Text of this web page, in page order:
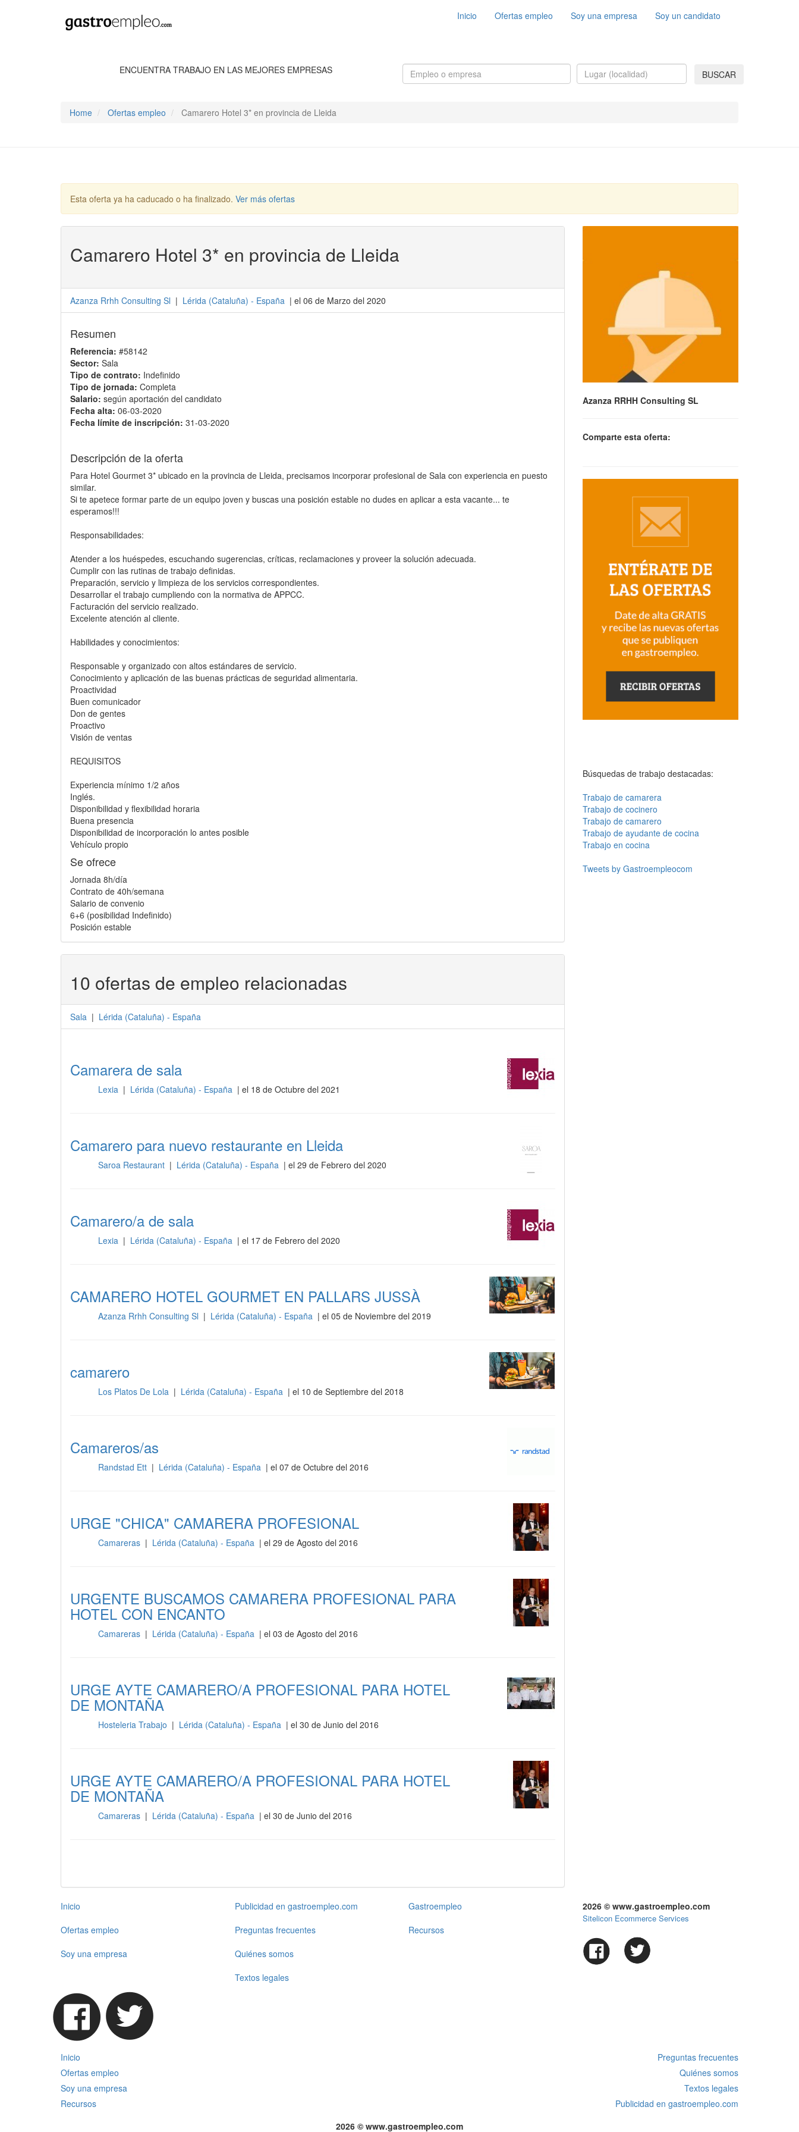
Inicio Ofertas empleo Soy una empresa Soy un candidato
ENCUENTRA TRABAJO EN LAS MEJORES EMPRESAS BUSCAR
Home Ofertas empleo Camarero Hotel 3* en provincia de Lleida
Esta oferta ya ha caducado o ha finalizado. Ver más ofertas
Camarero Hotel 3* en provincia de Lleida
Azanza Rrhh Consulting Sl | Lérida (Cataluña) - España | el 06 de Marzo del 2020
Resumen
Referencia: #58142
Sector: Sala
Tipo de contrato: Indefinido
Tipo de jornada: Completa
Salario: según aportación del candidato
Fecha alta: 06-03-2020
Fecha límite de inscripción: 31-03-2020
Descripción de la oferta
Para Hotel Gourmet 3* ubicado en la provincia de Lleida, precisamos incorporar profesional de Sala con experiencia en puesto
similar.
Si te apetece formar parte de un equipo joven y buscas una posición estable no dudes en aplicar a esta vacante... te
esperamos!!!
Responsabilidades:
Atender a los huéspedes, escuchando sugerencias, críticas, reclamaciones y proveer la solución adecuada.
Cumplir con las rutinas de trabajo definidas.
Preparación, servicio y limpieza de los servicios correspondientes.
Desarrollar el trabajo cumpliendo con la normativa de APPCC.
Facturación del servicio realizado.
Excelente atención al cliente.
Habilidades y conocimientos:
Responsable y organizado con altos estándares de servicio.
Conocimiento y aplicación de las buenas prácticas de seguridad alimentaria.
Proactividad
Buen comunicador
Don de gentes
Proactivo
Visión de ventas
REQUISITOS
Experiencia mínimo 1/2 años
Inglés.
Disponibilidad y flexibilidad horaria
Buena presencia
Disponibilidad de incorporación lo antes posible
Vehículo propio
Se ofrece
Jornada 8h/día
Contrato de 40h/semana
Salario de convenio
6+6 (posibilidad Indefinido)
Posición estable
10 ofertas de empleo relacionadas
Sala | Lérida (Cataluña) - España
Camarera de sala
Lexia | Lérida (Cataluña) - España | el 18 de Octubre del 2021
Camarero para nuevo restaurante en Lleida
Saroa Restaurant | Lérida (Cataluña) - España | el 29 de Febrero del 2020
Camarero/a de sala
Lexia | Lérida (Cataluña) - España | el 17 de Febrero del 2020
CAMARERO HOTEL GOURMET EN PALLARS JUSSÀ
Azanza Rrhh Consulting Sl | Lérida (Cataluña) - España | el 05 de Noviembre del 2019
camarero
Los Platos De Lola | Lérida (Cataluña) - España | el 10 de Septiembre del 2018
Camareros/as
Randstad Ett | Lérida (Cataluña) - España | el 07 de Octubre del 2016
URGE "CHICA" CAMARERA PROFESIONAL
Camareras | Lérida (Cataluña) - España | el 29 de Agosto del 2016
URGENTE BUSCAMOS CAMARERA PROFESIONAL PARA
HOTEL CON ENCANTO
Camareras | Lérida (Cataluña) - España | el 03 de Agosto del 2016
URGE AYTE CAMARERO/A PROFESIONAL PARA HOTEL
DE MONTAÑA
Hosteleria Trabajo | Lérida (Cataluña) - España | el 30 de Junio del 2016
URGE AYTE CAMARERO/A PROFESIONAL PARA HOTEL
DE MONTAÑA
Camareras | Lérida (Cataluña) - España | el 30 de Junio del 2016
Azanza RRHH Consulting SL
Comparte esta oferta:
Búsquedas de trabajo destacadas:
Trabajo de camarera
Trabajo de cocinero
Trabajo de camarero
Trabajo de ayudante de cocina
Trabajo en cocina
Tweets by Gastroempleocom
Inicio
Ofertas empleo
Soy una empresa
Publicidad en gastroempleo.com
Preguntas frecuentes
Quiénes somos
Textos legales
Gastroempleo
Recursos
2026 © www.gastroempleo.com
Sitelicon Ecommerce Services
Inicio
Preguntas frecuentes
Ofertas empleo
Quiénes somos
Soy una empresa
Textos legales
Recursos
Publicidad en gastroempleo.com
2026 © www.gastroempleo.com